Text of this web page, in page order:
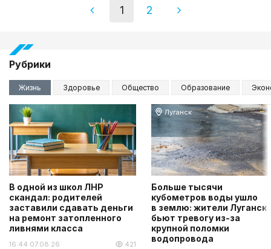
1 2
Рубрики
Жизнь Здоровье Общество Образование
В одной из школ ЛНР
скандал: родителей
заставили сдавать деньги
на ремонт затопленного
ливнями класса
16:44 07.08.26 421
Луганск
Больше тысячи
кубометров воды ушло
в землю: жители
бьют тревогу из-за
крупной поломки
водопровода